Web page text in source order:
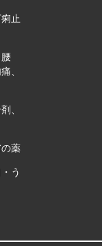
止
、
、
薬
う